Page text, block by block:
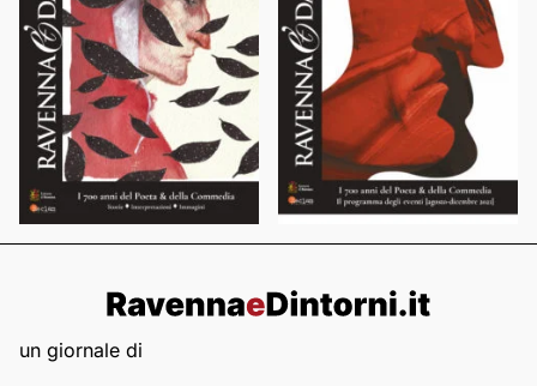
un giornale di